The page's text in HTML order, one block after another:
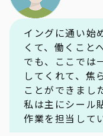
イングに通い始
くて、働くこと
でも、ここでは
してくれて、焦
ことができまし
私は主にシール
作業を担当して